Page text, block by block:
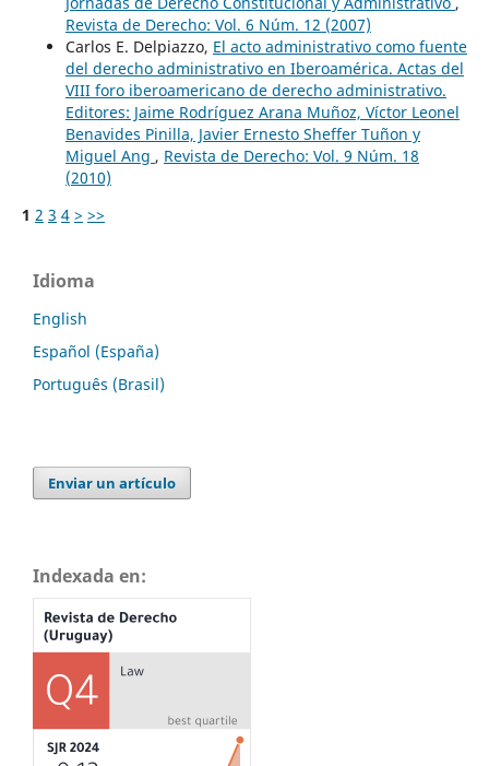
Revista de Derecho: Vol. 6 Núm. 12 (2007)
Carlos E. Delpiazzo, El acto administrativo como fuente
del derecho administrativo en Iberoamérica. Actas del
VIII foro iberoamericano de derecho administrativo.
Editores: Jaime Rodríguez Arana Muñoz, Víctor Leonel
Benavides Pinilla, Javier Ernesto Sheffer Tuñon y
Miguel Ang , Revista de Derecho: Vol. 9 Núm. 18
(2010)
1 2 3 4 > >>
Idioma
English
Español (España)
Português (Brasil)
Enviar un artículo
Indexada en: